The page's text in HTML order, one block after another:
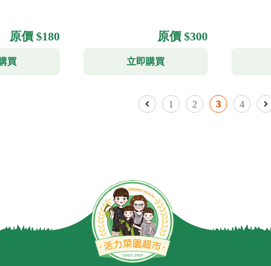
原價 $180
買
原價 $300
立即購買
1 2 3 4